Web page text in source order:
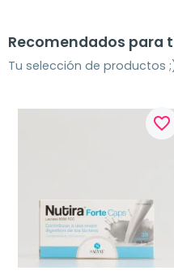
Recomendados para
Tu selección de productos
favorite_border